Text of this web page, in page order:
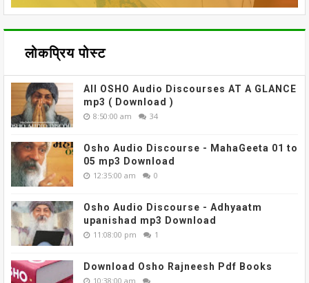
लोकप्रिय पोस्ट
All OSHO Audio Discourses AT A GLANCE
mp3 ( Download )
8:50:00 am 34
Osho Audio Discourse - MahaGeeta 01 to
05 mp3 Download
12:35:00 am 0
Osho Audio Discourse - Adhyaatm
upanishad mp3 Download
11:08:00 pm 1
Download Osho Rajneesh Pdf Books
10:38:00 am